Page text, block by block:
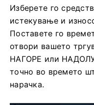
Изберете го
истекување и
Поставете го
отвори вашето
НАГОРЕ или
точно во времето
нарачка.